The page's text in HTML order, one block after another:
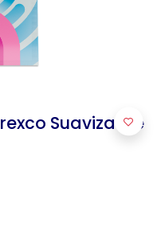
Suavizante